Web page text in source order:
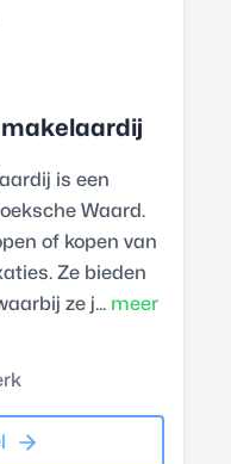
makelaardij
is een
Waard.
of kopen van
Ze bieden
ze j... meer